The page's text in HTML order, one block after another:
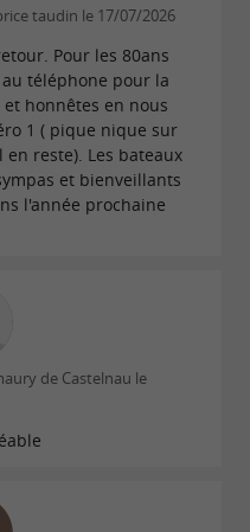
soirée festive,
en passant par le
déposons au plus
?
taudin le 17/07/2026
Pour les 80ans
téléphone pour la
honnêtes en nous
1 ( pique nique sur
reste). Les bateaux
et bienveillants
l'année prochaine
de Castelnau le